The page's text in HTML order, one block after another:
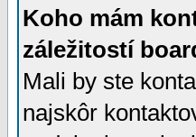
Koho mám
záležitostí
Mali by ste
najskôr